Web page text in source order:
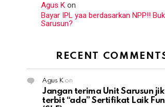
Agus K on
Bayar IPL yaa berdasarkan NPP!!
Sarusun?
RECENT
Agus Kon
Jangan terima Unit Sarusun
terbit “ada” Sertifikat Laik